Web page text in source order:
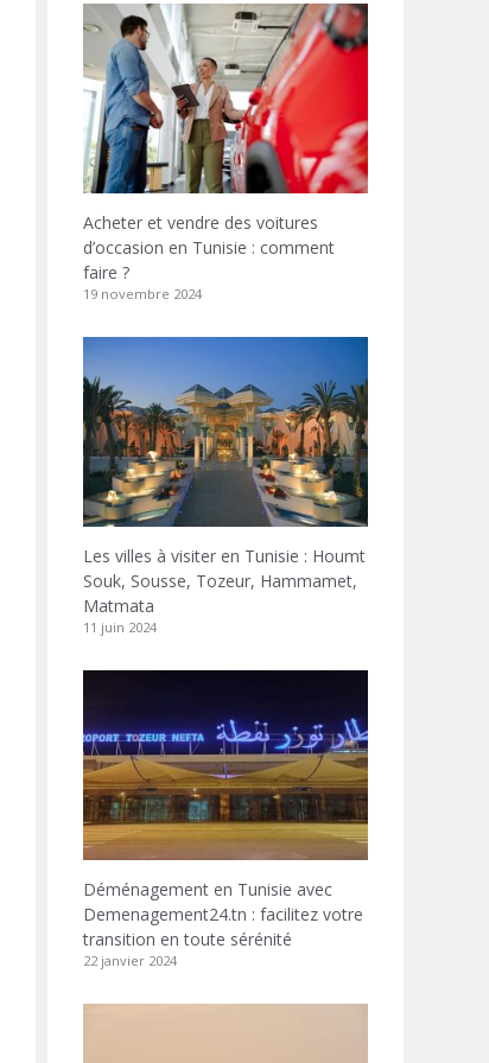
Acheter et vendre des voitures
d’occasion en Tunisie : comment
faire ?
19 novembre 2024
Les villes à visiter en Tunisie : Houmt
Souk, Sousse, Tozeur, Hammamet,
Matmata
11 juin 2024
Déménagement en Tunisie avec
Demenagement24.tn : facilitez votre
transition en toute sérénité
22 janvier 2024